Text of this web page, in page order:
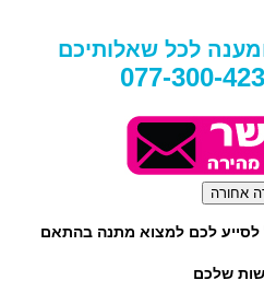
לכל שאלותיכם
077-300-
לסייע לכם למצוא מתנה בהתאם
שלכם